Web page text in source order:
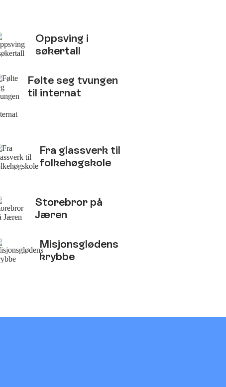
Oppsving i
søkertall
Følte seg tvungen
til internat
Fra glassverk til
folkehøgskole
Storebror på
Jæren
Misjonsglødens
krybbe